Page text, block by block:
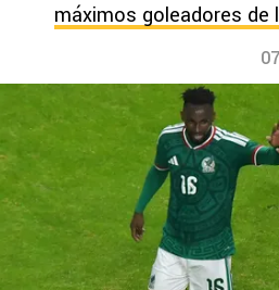
máximos goleadores de